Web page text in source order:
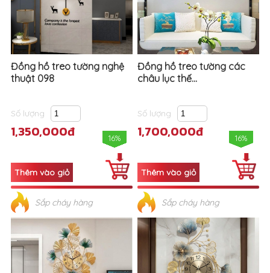
Đồng hồ treo tường nghệ
thuật 098
Số lượng
1,350,000đ 16%
Sắp cháy hàng
Đồng hồ treo tường các
châu lục thế...
Số lượng
1,700,000đ 16%
Sắp cháy hàng